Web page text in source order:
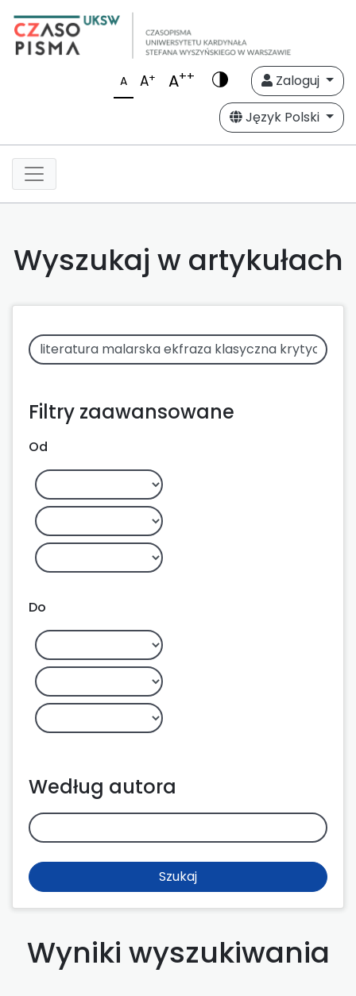
A A+ A++
Zaloguj
Język Polski
Wyszukaj w artykułach
Filtry zaawansowane
Od
Do
Według autora
Szukaj
Wyniki wyszukiwania